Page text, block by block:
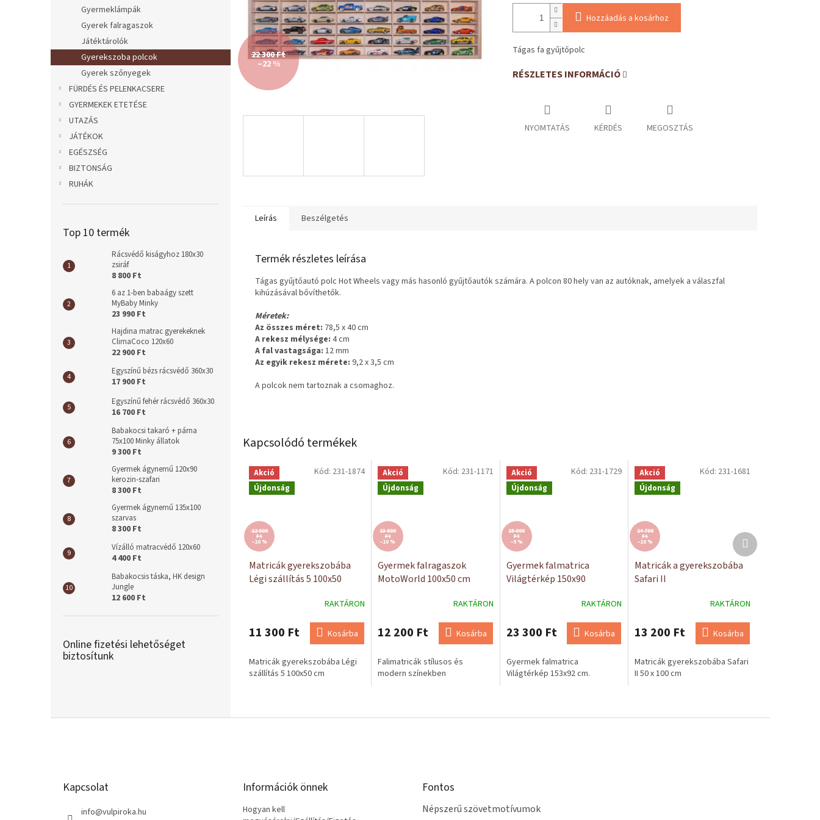
Gyermeklámpák
Gyerek falragaszok
Játéktárolók
Gyerekszoba polcok
Gyerek szőnyegek
FÜRDÉS ÉS PELENKACSERE
GYERMEKEK ETETÉSE
UTAZÁS
JÁTÉKOK
EGÉSZSÉG
BIZTONSÁG
RUHÁK
Top 10 termék
Rácsvédő kiságyhoz 180x30
zsiráf
8 800 Ft
6 az 1-ben babaágy szett
MyBaby Minky
23 990 Ft
Hajdina matrac gyerekeknek
ClimaCoco 120x60
22 900 Ft
Egyszínű bézs rácsvédő 360x30
17 900 Ft
Egyszínű fehér rácsvédő 360x30
16 700 Ft
Babakocsi takaró + párna
75x100 Minky állatok
9 300 Ft
Gyermek ágynemű 120x90
kerozin-szafari
8 300 Ft
Gyermek ágynemű 135x100
szarvas
8 300 Ft
Vízálló matracvédő 120x60
4 400 Ft
Babakocsis táska, HK design
Jungle
12 600 Ft
Online fizetési lehetőséget
biztosítunk
22 300 Ft
–22 %
Hozzáadás a kosárhoz
Tágas fa gyűjtőpolc
RÉSZLETES INFORMÁCIÓ
NYOMTATÁS KÉRDÉS MEGOSZTÁS
Kapcsolódó termékek
Akció
Újdonság
12 600
Ft
–10 %
Matricák gyerekszobába
Légi szállítás 5 100x50
RAKTÁRON
11 300 Ft Kosárba
Matricák gyerekszobába Légi
szállítás 5 100x50 cm
Kód: 231-1874
Akció
Újdonság
13 600
Ft
–10 %
Gyermek falragaszok
MotoWorld 100x50 cm
RAKTÁRON
12 200 Ft Kosárba
Falimatricák stílusos és
modern színekben
Kód: 231-1171
Akció
Újdonság
25 800
Ft
–9 %
Gyermek falmatrica
Világtérkép 150x90
RAKTÁRON
23 300 Ft Kosárba
Gyermek falmatrica
Világtérkép 153x92 cm.
Kód: 231-1729
Akció
Újdonság
14 700
Ft
–10 %
Matricák a gyerekszobába
Safari II
RAKTÁRON
13 200 Ft Kosárba
Matricák gyerekszobába Safari
II 50 x 100 cm
Kód: 231-1681
Következő
termék
Leírás Beszélgetés
Termék részletes leírása
Tágas gyűjtőautó polc Hot Wheels vagy más hasonló gyűjtőautók számára. A polcon 80 hely van az autóknak, amelyek a válaszfal
kihúzásával bővíthetők.
Méretek:
Az összes méret: 78,5 x 40 cm
A rekesz mélysége: 4 cm
A fal vastagsága: 12 mm
Az egyik rekesz mérete: 9,2 x 3,5 cm
A polcok nem tartoznak a csomaghoz.
Kapcsolat
info@vulpiroka.hu
Információk önnek
Hogyan kell
Fontos
Népszerű szövetmotívumok